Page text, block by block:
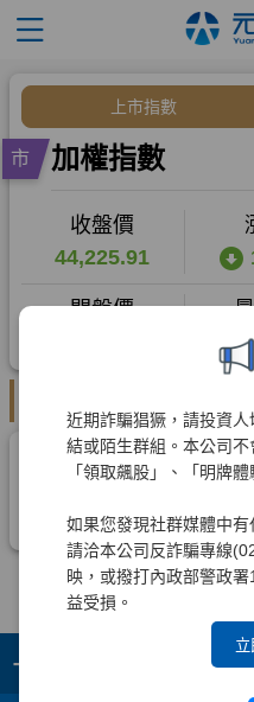
近期詐騙猖獗，請投資
結或陌生群組。本公司
「領取飆股」、「明牌體
如果您發現社群媒體中有
請洽本公司反詐騙專線
映，或撥打內政部警政
益受損。
+